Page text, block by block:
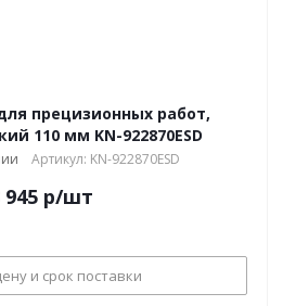
прецизионных работ,
110 мм KN-922870ESD
Артикул: KN-922870ESD
945 р/шт
и срок поставки